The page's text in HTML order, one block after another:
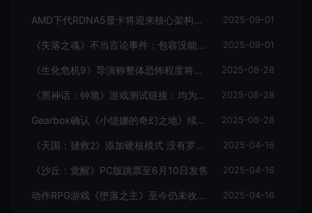
AMD下代RDNA5显卡将迎来核心架构大幅升级 2025-09-01
《失落之魂》不当言论事件：包容没能消解过激言论 2025-09-01
《生化危机9》导演称整体恐怖程度将进一步提升 2025-08-28
《黑神话：钟馗》游戏测试链接：均为骗子 2025-08-28
Gearbox确认《小缇娜的奇幻之地》续作正在开发中 2025-08-28
《天国：拯救2》添加硬核模式 没有罗盘和快速旅行 2025-04-16
《沙丘：觉醒》PC版跳票至6月10日发售 2025-04-16
动作RPG游戏《堕落之主》至今仍未收回成本 2025-04-16